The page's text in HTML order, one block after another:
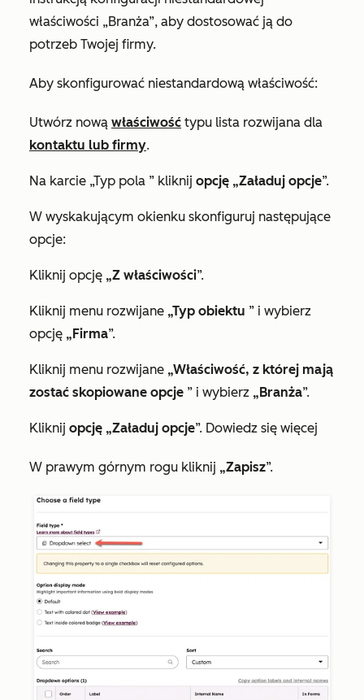
właściwości „Branża”, aby dostosować ją do
potrzeb Twojej firmy.
Aby skonfigurować niestandardową właściwość:
Utwórz nową właściwość typu lista rozwijana dla
kontaktu lub firmy.
Na karcie „Typ pola ” kliknij opcję „Załaduj opcje”.
W wyskakującym okienku skonfiguruj następujące
opcje:
Kliknij opcję „Z właściwości”.
Kliknij menu rozwijane „Typ obiektu ” i wybierz
opcję „Firma”.
Kliknij menu rozwijane „Właściwość, z której mają
zostać skopiowane opcje ” i wybierz „Branża”.
Kliknij opcję „Załaduj opcje”. Dowiedz się więcej
W prawym górnym rogu kliknij „Zapisz”.